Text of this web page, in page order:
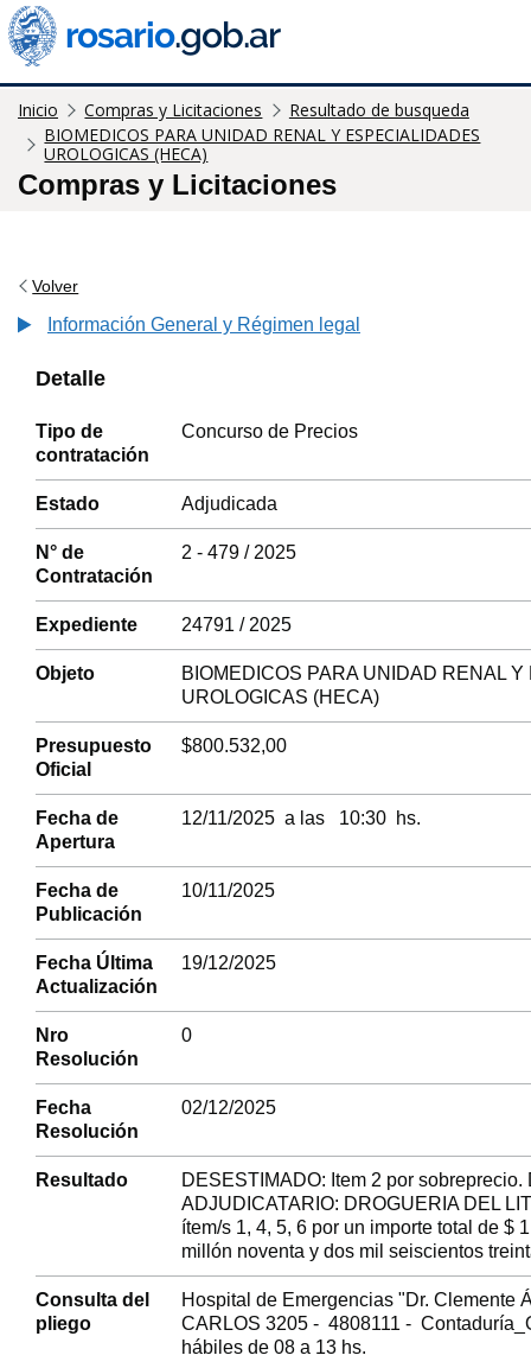
Inicio Compras y Licitaciones
Resultado de busqueda
BIOMEDICOS PARA UNIDAD RENAL Y ESPECIALIDADES
UROLOGICAS (HECA)
Compras y Licitaciones
Volver
Información General y Régimen legal
Detalle
Tipo de
contratación
Concurso de Precios
Estado Adjudicada
N° de
Contratación
2 - 479 / 2025
Expediente 24791 / 2025
Objeto
BIOMEDICOS PARA UNIDAD RENAL
UROLOGICAS (HECA)
Presupuesto
Oficial
$800.532,00
Fecha de
Apertura
12/11/2025 a las 10:30 hs.
Fecha de
Publicación
10/11/2025
Fecha Última
Actualización
19/12/2025
Nro
Resolución
0
Fecha
Resolución
02/12/2025
Resultado
DESESTIMADO: Item 2 por sobreprecio.
ADJUDICATARIO: DROGUERIA DEL
ítem/s 1, 4, 5, 6 por un importe total de $
millón noventa y dos mil seiscientos
Consulta del
pliego
Hospital de Emergencias "Dr. Clemente
CARLOS 3205 - 4808111 -
hábiles de 08 a 13 hs.